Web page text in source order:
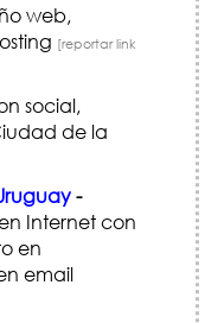
web,
[reportar link
social,
de la
-
Internet con
en
email